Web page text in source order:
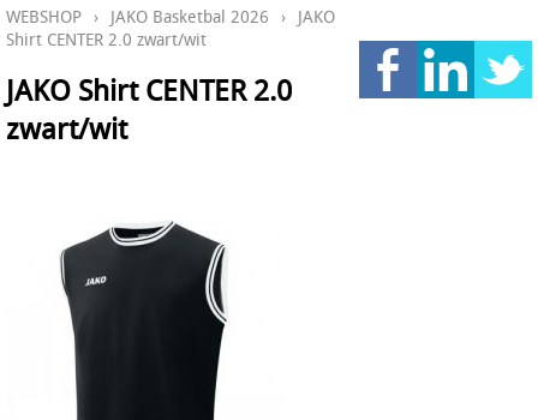
JAKO TEAMLINES 2026
JAKO Voetbal 2026
HOCKEY REECE AUSTRALIE
Stanno keeperskleding
Klantengroepen
CONTACT
MY ISPORT11
JAKO Matentabellen
WEBSHOP › JAKO Basketbal 2026 › JAKO
Shirt CENTER 2.0 zwart/wit
JAKO Shirt CENTER 2.0
zwart/wit